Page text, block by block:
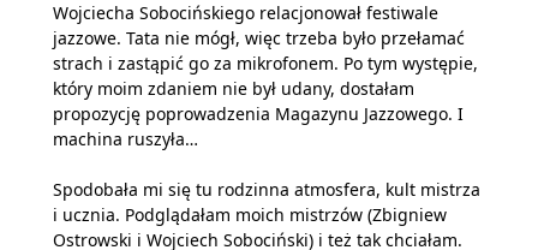
Wojciecha Sobocińskiego relacjonował festiwale
jazzowe. Tata nie mógł, więc trzeba było przełamać
strach i zastąpić go za mikrofonem. Po tym występie,
który moim zdaniem nie był udany, dostałam
propozycję poprowadzenia Magazynu Jazzowego. I
machina ruszyła…
Spodobała mi się tu rodzinna atmosfera, kult mistrza
i ucznia. Podglądałam moich mistrzów (Zbigniew
Ostrowski i Wojciech Sobociński) i też tak chciałam.